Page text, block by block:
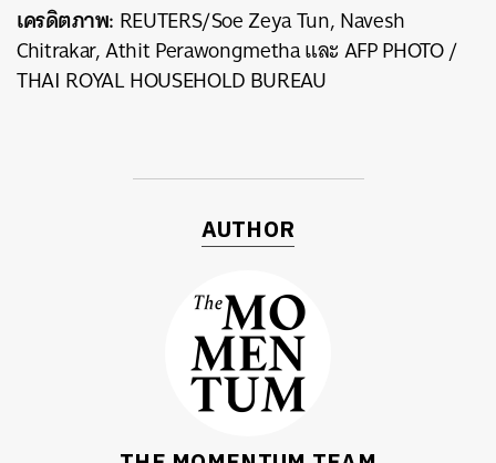
เครดิตภาพ: REUTERS/Soe Zeya Tun, Navesh
Chitrakar, Athit Perawongmetha และ AFP PHOTO /
THAI ROYAL HOUSEHOLD BUREAU
AUTHOR